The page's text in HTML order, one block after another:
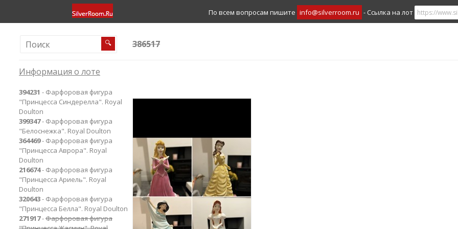
По всем вопросам пишите info@silverroom.ru - Ссылка на лот
🔍 386517
Информация о лоте
394231 - Фарфоровая фигура
"Принцесса Синдерелла". Royal
Doulton
399347- Фарфоровая фигура
"Белоснежка". Royal Doulton
364469- Фарфоровая фигура
"Принцесса Аврора". Royal
Doulton
216674- Фарфоровая фигура
"Принцесса Ариель". Royal
Doulton
320643- Фарфоровая фигура
"Принцесса Белла". Royal Doulton
271917-Фарфоровая фигура